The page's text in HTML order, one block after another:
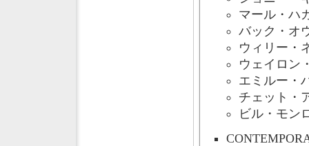
マール・ハ
バック・オ
ウィリー・
ウェイロン
エミルー・
チェット・
ビル・モン